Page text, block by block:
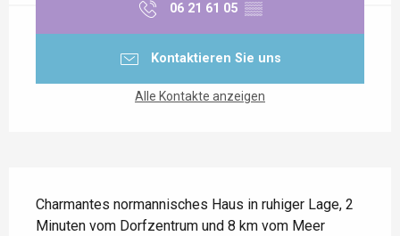
06 21 61 05 ▒▒
Kontaktieren Sie uns
Alle Kontakte anzeigen
Charmantes normannisches Haus in ruhiger Lage, 2
Minuten vom Dorfzentrum und 8 km vom Meer